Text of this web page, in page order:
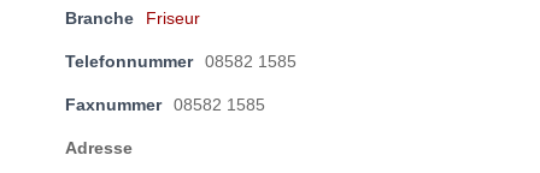
Branche Friseur
Telefonnummer 08582 1585
Faxnummer 08582 1585
Adresse